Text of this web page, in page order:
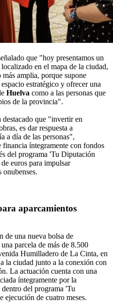
que "hoy presentamos un
en el mapa de la ciudad,
amplia, porque supone
estratégico y ofrecer una
Huelva como a las personas que
de la provincia".
que "invertir en
es dar respuesta a
a día de las personas",
financia íntegramente con fondos
del programa 'Tu Diputación
euros para impulsar
aparcamientos
de una nueva bolsa de
parcela de más de 8.500
Humilladero de La Cinta, en
la ciudad junto a la conexión con
La actuación cuenta con una
íntegramente por la
del programa 'Tu
de cuatro meses.